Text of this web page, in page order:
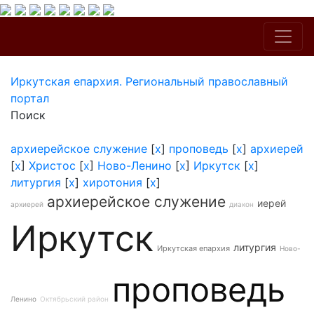
Иркутская епархия. Региональный православный
портал
Поиск
архиерейское служение [x] проповедь [x] архиерей
[x] Христос [x] Ново-Ленино [x] Иркутск [x]
литургия [x] хиротония [x]
архиерей архиерейское служение диакон иерей
Иркутск Иркутская епархия литургия Ново-
Ленино Октябрьский район проповедь